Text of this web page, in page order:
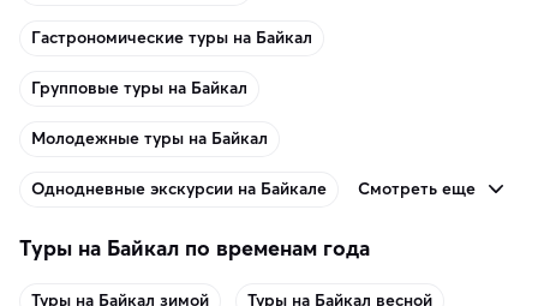
Гастрономические туры на Байкал
Групповые туры на Байкал
Молодежные туры на Байкал
Однодневные экскурсии на Байкале Смотреть еще
Туры на Байкал по временам года
Туры на Байкал зимой Туры на Байкал весной